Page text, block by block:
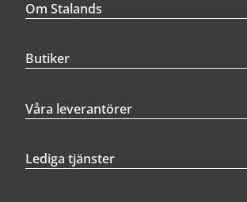
Om Stalands
Butiker
Våra leverantörer
Lediga tjänster